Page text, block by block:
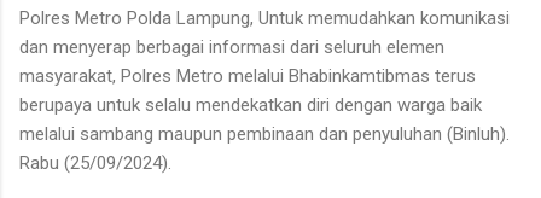
Polres Metro Polda Lampung, Untuk memudahkan komunikasi
dan menyerap berbagai informasi dari seluruh elemen
masyarakat, Polres Metro melalui Bhabinkamtibmas terus
berupaya untuk selalu mendekatkan diri dengan warga baik
melalui sambang maupun pembinaan dan penyuluhan (Binluh).
Rabu (25/09/2024).